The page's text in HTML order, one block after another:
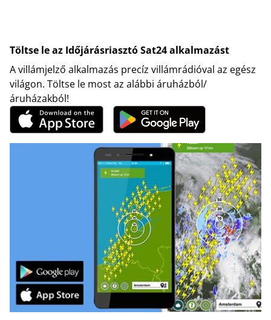
Töltse le az Időjárásriasztó Sat24 alkalmazást
A villámjelző alkalmazás precíz villámrádióval az egész
világon. Töltse le most az alábbi áruházból/
áruházakból!